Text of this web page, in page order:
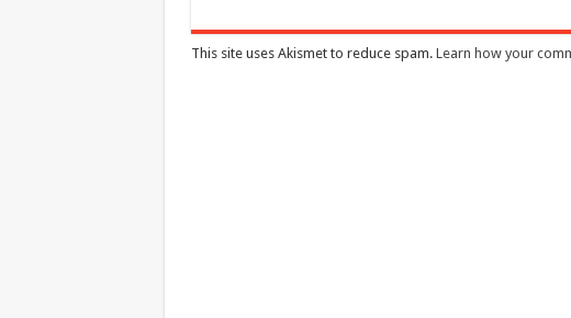
This site uses Akismet to reduce spam. Learn how your